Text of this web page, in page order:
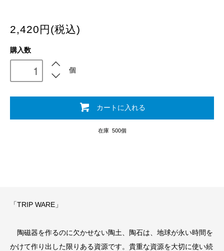
2,420円(税込)
購入数
個
カートに入れる
在庫 500個
「TRIP WARE」
陶磁器を作るのに欠かせない陶土、陶石は、地球が永い時間を
かけて作り出した限りある資源です。貴重な資源を大切に使い続